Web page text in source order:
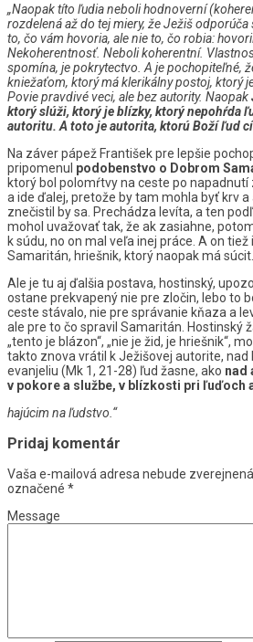
„Naopak títo ľudia neboli hodnoverní
rozdelená až do tej miery, že Ježiš odporúča
to, čo vám hovoria, ale nie to, čo robia:
Nekoherentnosť. Neboli koherentní.
spomína, je pokrytectvo. A je pochopiteľné,
kniežaťom, ktorý má klerikálny postoj, ktorý
Povie pravdivé veci, ale bez autority. Naopak
ktorý slúži, ktorý je blízky, ktorý nepohŕda
autoritu. A toto je autorita, ktorú Boží ľud
Na záver pápež František pre lepšie
pripomenul podobenstvo o Dobrom
ktorý bol polomŕtvy na ceste po
a ide ďalej, pretože by tam mohla byť krv a
znečistil by sa. Prechádza levíta, a ten
mohol uvažovať tak, že ak zasiahne,
k súdu, no on mal veľa inej práce. A on
Samaritán, hriešnik, ktorý naopak má súcit.
Ale je tu aj ďalšia postava, hostinský,
ostane prekvapený nie pre zločin, lebo to
ceste stávalo, nie pre správanie kňaza a
ale pre to čo spravil Samaritán. Hostinský
„tento je blázon“, „nie je žid, je hriešnik“,
takto znova vrátil k Ježišovej autorite, nad
evanjeliu (Mk 1, 21-28) ľud žasne, ako nad
v pokore a službe, v blízkosti pri ľuďoch
hajúcim na ľudstvo.“
Pridaj komentár
Vaša e-mailová adresa nebude
označené *
Message